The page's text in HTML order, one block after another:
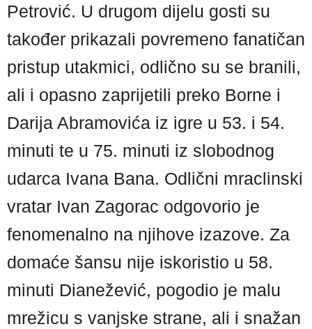
Petrović. U drugom dijelu gosti su
također prikazali povremeno fanatičan
pristup utakmici, odlično su se branili,
ali i opasno zaprijetili preko Borne i
Darija Abramovića iz igre u 53. i 54.
minuti te u 75. minuti iz slobodnog
udarca Ivana Bana. Odlični mraclinski
vratar Ivan Zagorac odgovorio je
fenomenalno na njihove izazove. Za
domaće šansu nije iskoristio u 58.
minuti Dianežević, pogodio je malu
mrežicu s vanjske strane, ali i snažan